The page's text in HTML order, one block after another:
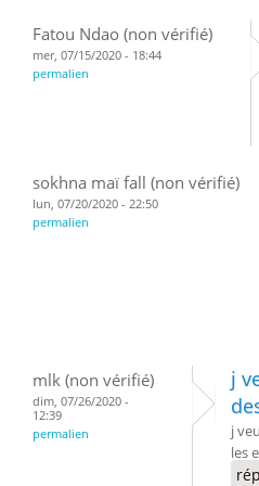
Fatou Ndao (non vérifié)
mer, 07/15/2020 - 18:44
permalien
sokhna maï fall (non vérifié)
lun, 07/20/2020 - 22:50
permalien
mlk (non vérifié)
dim, 07/26/2020 -
12:39
permalien
j
j
les